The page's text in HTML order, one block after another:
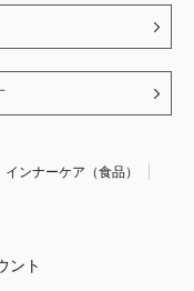
インナーケア（食品）
ント